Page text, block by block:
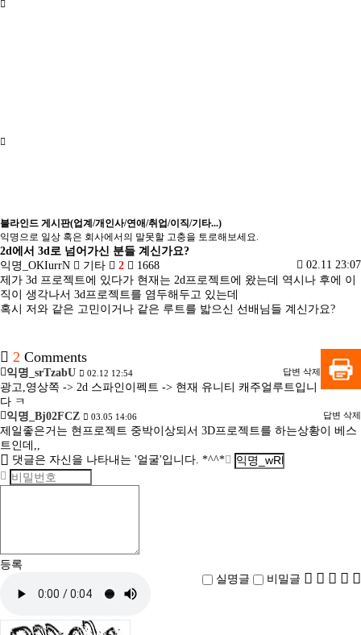
블라인드 게시판(업계/개인사/연애/취업/이직/기타...)
익명으로 일상 혹은 회사에서의 말못할 고충을 토로해보세요.
2d에서 3d로 넘어가신 분들 계신가요?
익명_OKIurrN
기타 2 1668
02.11 23:07
제가 3d 프로젝트에 있다가 현재는 2d프로젝트에 왔는데 역시나 후에 이
직이 생각나서 3d프로젝트를 염두해두고 있는데
혹시 저와 같은 고민이거나 같은 루트를 밟으신 선배님들 계신가요?
2 Comments
익명_srTzabU 02.12 12:54 답변 삭제
광고,영상쪽 -> 2d 스파인이펙트 -> 현재 유니티 캐주얼루트입니
다 ㅋ
익명_Bj02FCZ
03.05 14:06 답변 삭제
제일좋은거는 현프로젝트 중박이상되서 3D프로젝트를 하는상황이 베스
트인데,,
댓글은 자신을 나타내는 '얼굴'입니다. *^^*
등록
실명글
비밀글